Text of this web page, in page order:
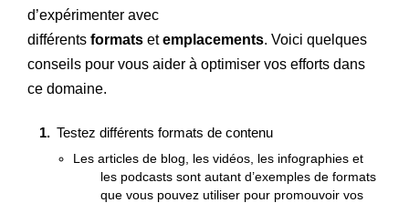
d’expérimenter avec
différents formats etemplacements. Voici quelques
conseils pour vous aider à optimiser vos efforts dans
ce domaine.
Testez différents formats de contenu
Les articles de blog, les vidéos, les infographies et
les podcasts sont autant d’exemples de formats
que vous pouvez utiliser pour promouvoir vos